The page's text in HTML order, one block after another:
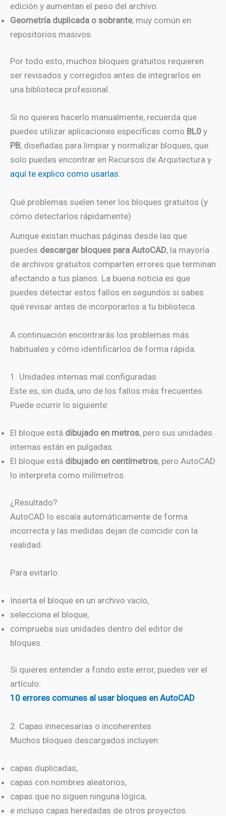
edición y aumentan el peso del archivo.
Geometría duplicada o sobrante, muy común en
repositorios masivos.
Por todo esto, muchos bloques gratuitos requieren
ser revisados y corregidos antes de integrarlos en
una biblioteca profesional.
Si no quieres hacerlo manualmente, recuerda que
puedes utilizar aplicaciones específicas como BL0 y
PB, diseñadas para limpiar y normalizar bloques, que
solo puedes encontrar en Recursos de Arquitectura y
aquí te explico como usarlas.
Qué problemas suelen tener los bloques gratuitos (y
cómo detectarlos rápidamente)
Aunque existan muchas páginas desde las que
puedes descargar bloques para AutoCAD, la mayoría
de archivos gratuitos comparten errores que terminan
afectando a tus planos. La buena noticia es que
puedes detectar estos fallos en segundos si sabes
qué revisar antes de incorporarlos a tu biblioteca.
A continuación encontrarás los problemas más
habituales y cómo identificarlos de forma rápida.
1. Unidades internas mal configuradas
Este es, sin duda, uno de los fallos más frecuentes.
Puede ocurrir lo siguiente:
El bloque está dibujado en metros, pero sus unidades
internas están en pulgadas.
El bloque está dibujado en centímetros, pero AutoCAD
lo interpreta como milímetros.
¿Resultado?
AutoCAD lo escala automáticamente de forma
incorrecta y las medidas dejan de coincidir con la
realidad.
Para evitarlo:
Inserta el bloque en un archivo vacío,
selecciona el bloque,
comprueba sus unidades dentro del editor de
bloques.
Si quieres entender a fondo este error, puedes ver el
artículo:
10 errores comunes al usar bloques en AutoCAD
2. Capas innecesarias o incoherentes
Muchos bloques descargados incluyen:
capas duplicadas,
capas con nombres aleatorios,
capas que no siguen ninguna lógica,
e incluso capas heredadas de otros proyectos.